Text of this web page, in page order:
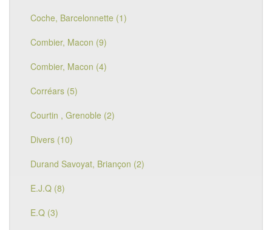
Coche, Barcelonnette (1)
Combier, Macon (9)
Combier, Macon (4)
Corréars (5)
Courtin , Grenoble (2)
Divers (10)
Durand Savoyat, Briançon (2)
E.J.Q (8)
E.Q (3)